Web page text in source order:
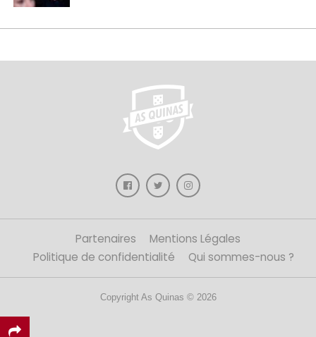
Partenaires
Mentions Légales
Politique de confidentialité
Qui sommes-nous ?
Copyright As Quinas © 2026